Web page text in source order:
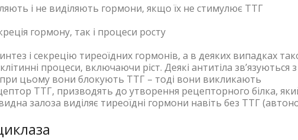
і не виділяють гормони, якщо їх не стимулює ТТГ
гормону, так і процеси росту
і секрецію тиреоїдних гормонів, а в деяких випадках
процеси, включаючи ріст. Деякі антитіла зв’язуються з
цьому вони блокують ТТГ – тоді вони викликають
ТТГ, призводять до утворення рецепторного білка,
залоза виділяє тиреоїдні гормони навіть без ТТГ